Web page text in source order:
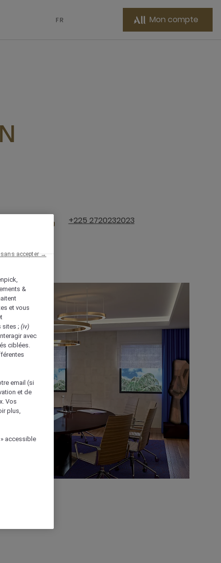
FR Mon compte
+225 2720232023
&
et vous
sites ; (iv)
avec
ciblées.
email (si
et de
Vos
plus,
accessible
accepter →